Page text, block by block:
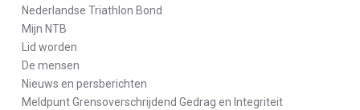
Nederlandse Triathlon Bond
Mijn NTB
Lid worden
De mensen
Nieuws en persberichten
Meldpunt Grensoverschrijdend Gedrag en Integriteit